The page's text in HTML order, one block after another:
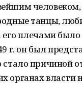
танцы,
плечами
г. он был
стало причиной
органах